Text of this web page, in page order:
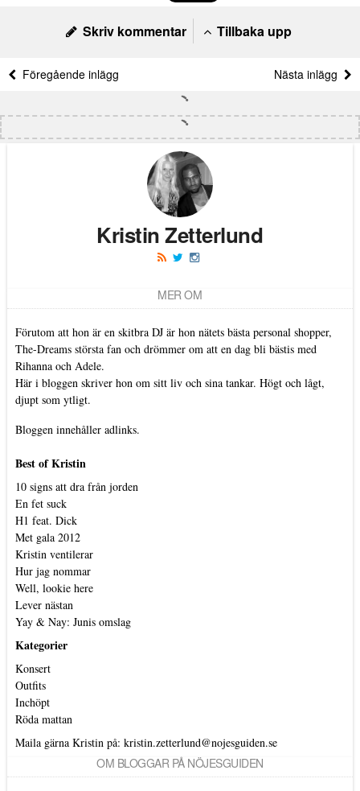
Skriv kommentar Tillbaka upp
Föregående inlägg Nästa inlägg
Kristin Zetterlund
MER OM
Förutom att hon är en skitbra DJ är hon nätets bästa personal shopper,
The-Dreams största fan och drömmer om att en dag bli bästis med
Rihanna och Adele.
Här i bloggen skriver hon om sitt liv och sina tankar. Högt och lågt,
djupt som ytligt.
Bloggen innehåller adlinks.
Best of Kristin
10 signs att dra från jorden
En fet suck
H1 feat. Dick
Met gala 2012
Kristin ventilerar
Hur jag nommar
Well, lookie here
Lever nästan
Yay & Nay: Junis omslag
Kategorier
Konsert
Outfits
Inchöpt
Röda mattan
Maila gärna Kristin på: kristin.zetterlund@nojesguiden.se
OM BLOGGAR PÅ NÖJESGUIDEN